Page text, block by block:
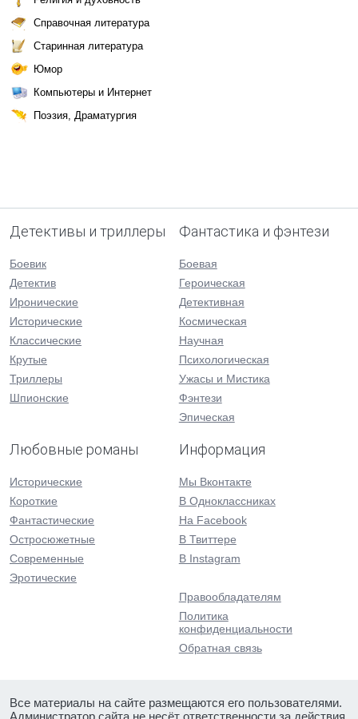
Справочная литература
Старинная литература
Юмор
Компьютеры и Интернет
Поэзия, Драматургия
Детективы и триллеры
Боевик
Детектив
Иронические
Исторические
Классические
Крутые
Триллеры
Шпионские
Фантастика и фэнтези
Боевая
Героическая
Детективная
Космическая
Научная
Психологическая
Ужасы и Мистика
Фэнтези
Эпическая
Любовные романы
Исторические
Короткие
Фантастические
Остросюжетные
Современные
Эротические
Информация
Мы Вконтакте
В Одноклассниках
На Facebook
В Твиттере
В Instagram
Правообладателям
Политика
конфиденциальности
Обратная связь
Все материалы на сайте размещаются его пользователями.
Администратор сайта не несёт ответственности за действия